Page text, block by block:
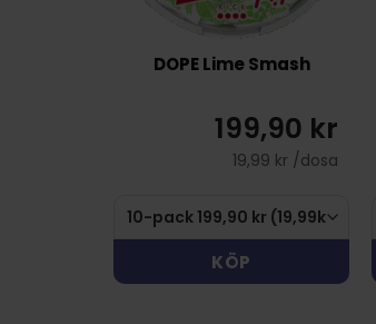
DOPE Lime Smash
199,90 kr
19,99 kr /dosa
KÖP